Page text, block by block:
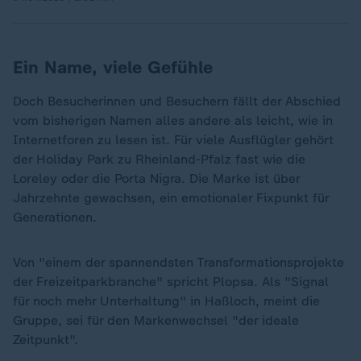
Ein Name, viele Gefühle
Doch Besucherinnen und Besuchern fällt der Abschied
vom bisherigen Namen alles andere als leicht, wie in
Internetforen zu lesen ist. Für viele Ausflügler gehört
der Holiday Park zu Rheinland-Pfalz fast wie die
Loreley oder die Porta Nigra. Die Marke ist über
Jahrzehnte gewachsen, ein emotionaler Fixpunkt für
Generationen.
Von "einem der spannendsten Transformationsprojekte
der Freizeitparkbranche" spricht Plopsa. Als "Signal
für noch mehr Unterhaltung" in Haßloch, meint die
Gruppe, sei für den Markenwechsel "der ideale
Zeitpunkt".